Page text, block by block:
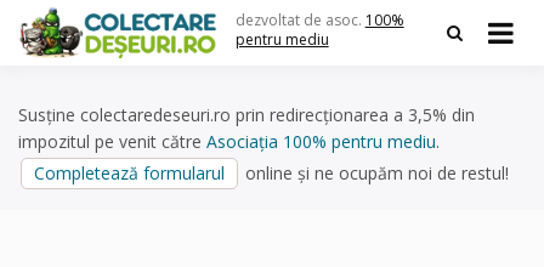
content
dezvoltat de asoc. 100%
pentru mediu
Susține colectaredeseuri.ro prin redirecționarea a 3,5% din
impozitul pe venit către Asociația 100% pentru mediu.
Completează formularul
online și ne ocupăm noi de restul!